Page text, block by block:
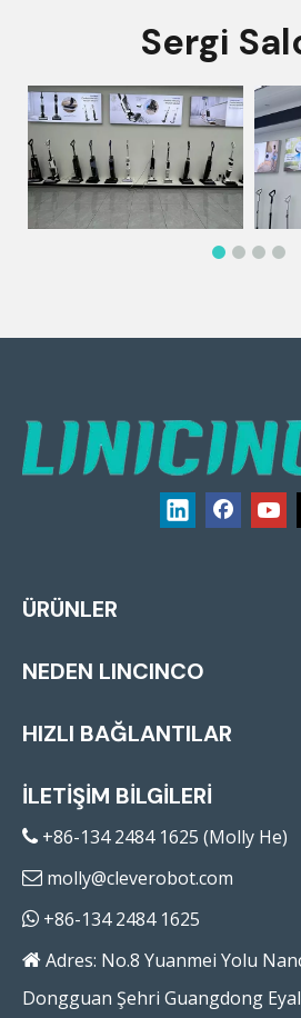
Sergi
ÜRÜNLER
NEDEN LINCINCO
HIZLI BAĞLANTILAR
İLETİŞİM BİLGİLERİ
 +86-134 2484 1625 (Molly He)
 molly@cleverobot.com
 +86-134 2484 1625
 Adres: No.8 Yuanmei Yolu
Dongguan Şehri Guangdong